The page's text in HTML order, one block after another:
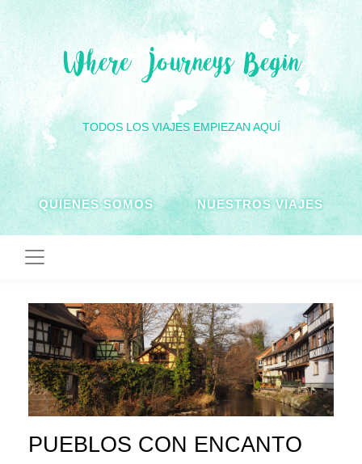
Where Journeys Begin
TODOS LOS VIAJES EMPIEZAN AQUÍ
QUIENES SOMOS NUESTROS VIAJES
PUEBLOS CON ENCANTO